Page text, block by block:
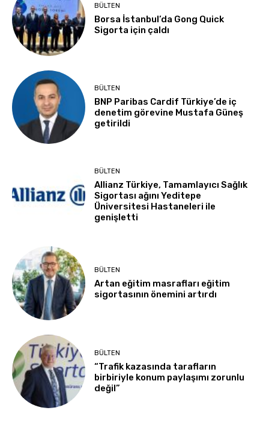
BÜLTEN
Borsa İstanbul’da Gong Quick
Sigorta için çaldı
BÜLTEN
BNP Paribas Cardif Türkiye’de iç
denetim görevine Mustafa Güneş
getirildi
BÜLTEN
Allianz Türkiye, Tamamlayıcı Sağlık
Sigortası ağını Yeditepe
Üniversitesi Hastaneleri ile
genişletti
BÜLTEN
Artan eğitim masrafları eğitim
sigortasının önemini artırdı
BÜLTEN
“Trafik kazasında tarafların
birbiriyle konum paylaşımı zorunlu
değil”